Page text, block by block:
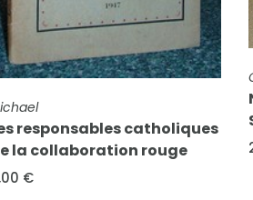
COMPLÈTE
Chevalier Radulph de
sur le couvent de
Sainte-Marie-d'en-Haut
€